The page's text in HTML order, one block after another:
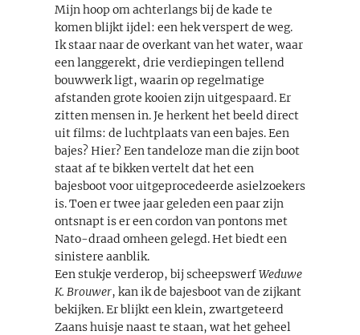
Mijn hoop om achterlangs bij de kade te
komen blijkt ijdel: een hek verspert de weg.
Ik staar naar de overkant van het water, waar
een langgerekt, drie verdiepingen tellend
bouwwerk ligt, waarin op regelmatige
afstanden grote kooien zijn uitgespaard. Er
zitten mensen in. Je herkent het beeld direct
uit films: de luchtplaats van een bajes. Een
bajes? Hier? Een tandeloze man die zijn boot
staat af te bikken vertelt dat het een
bajesboot voor uitgeprocedeerde asielzoekers
is. Toen er twee jaar geleden een paar zijn
ontsnapt is er een cordon van pontons met
Nato-draad omheen gelegd. Het biedt een
sinistere aanblik.
Een stukje verderop, bij scheepswerfWeduwe
K. Brouwer, kan ik de bajesboot van de zijkant
bekijken. Er blijkt een klein, zwartgeteerd
Zaans huisje naast te staan, wat het geheel